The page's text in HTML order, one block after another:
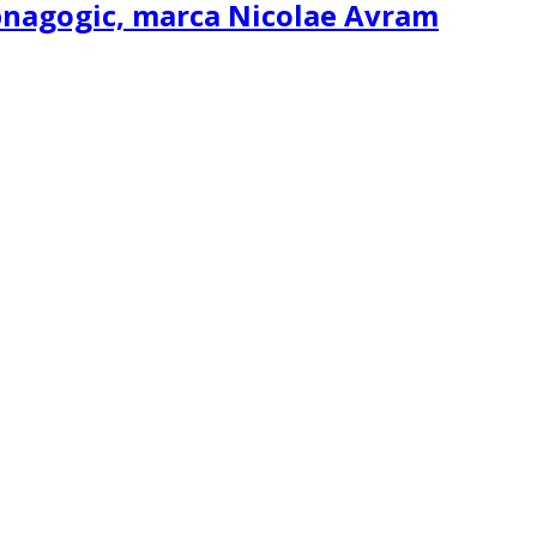
marca Nicolae Avram